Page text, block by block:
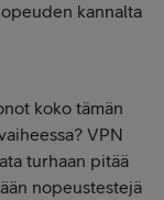
kannalta
koko tämän
VPN
turhaan pitää
nopeustestejä